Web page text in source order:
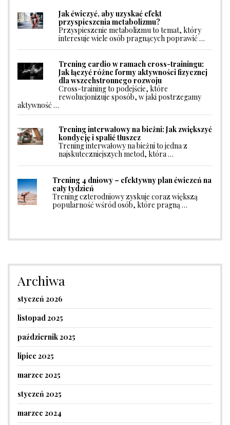
Jak ćwiczyć, aby uzyskać efekt
przyspieszenia metabolizmu?
Przyspieszenie metabolizmu to temat, który
interesuje wiele osób pragnących poprawić …
Trening cardio w ramach cross-trainingu:
Jak łączyć różne formy aktywności fizycznej
dla wszechstronnego rozwoju
Cross-training to podejście, które
rewolucjonizuje sposób, w jaki postrzegamy
aktywność …
Trening interwałowy na bieżni: Jak zwiększyć
kondycję i spalić tłuszcz
Trening interwałowy na bieżni to jedna z
najskuteczniejszych metod, która …
Trening 4 dniowy – efektywny plan ćwiczeń na
cały tydzień
Trening czterodniowy zyskuje coraz większą
popularność wśród osób, które pragną …
Archiwa
styczeń 2026
listopad 2025
październik 2025
lipiec 2025
marzec 2025
styczeń 2025
marzec 2024